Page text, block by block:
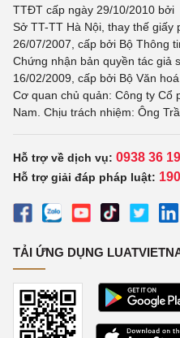
TTĐT cấp ngày 29/10/2010 bởi
Sở TT-TT Hà Nội, thay thế giấy
26/07/2007, cấp bởi Bộ Thông
Chứng nhận bản quyền tác giả
16/02/2009, cấp bởi Bộ Văn
Cơ quan chủ quản: Công ty Cổ
Nam. Chịu trách nhiệm: Ông
Hỗ trợ về dịch vụ: 0938 36
Hỗ trợ giải đáp pháp luật:
TẢI ỨNG DỤNG